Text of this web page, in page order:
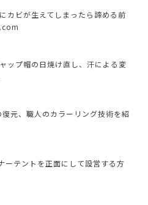
カビが生えてしまったら諦める前
ップ帽の日焼け直し、汗による変
元、職人のカラーリング技術を紹
ーテントを正面にして設営する方